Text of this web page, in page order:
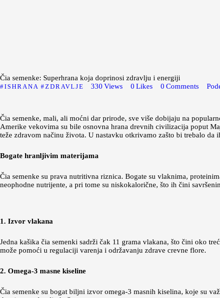
Čia semenke: Superhrana koja doprinosi zdravlju i energiji
ISHRANA ZDRAVLJE 330 Views 0 Likes 0 Comments
Čia semenke, mali, ali moćni dar prirode, sve više dobijaju na
Amerike vekovima su bile osnovna hrana drevnih civilizacija poput
teže zdravom načinu života. U nastavku otkrivamo zašto bi trebalo
Bogate hranljivim materijama
Čia semenke su prava nutritivna riznica. Bogate su vlaknima,
neophodne nutrijente, a pri tome su niskokalorične, što ih čini
1. Izvor vlakana
Jedna kašika čia semenki sadrži čak 11 grama vlakana, što čini oko
može pomoći u regulaciji varenja i održavanju zdrave crevne flore.
2. Omega-3 masne kiseline
Čia semenke su bogat biljni izvor omega-3 masnih kiselina, koje su